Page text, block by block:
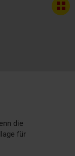
die
für